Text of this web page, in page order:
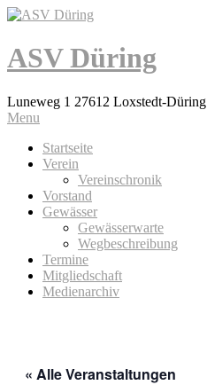
ASV Düring
Luneweg 1 27612 Loxstedt-Düring
Menu
Startseite
Verein
Vereinschronik
Vorstand
Gewässer
Gewässerwarte
Wegbeschreibung
Termine
Mitgliedschaft
Medienarchiv
« Alle Veranstaltungen